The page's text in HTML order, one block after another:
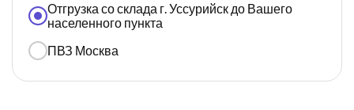
Отгрузка со склада г. Уссурийск до Вашего
населенного пункта
ПВЗ Москва